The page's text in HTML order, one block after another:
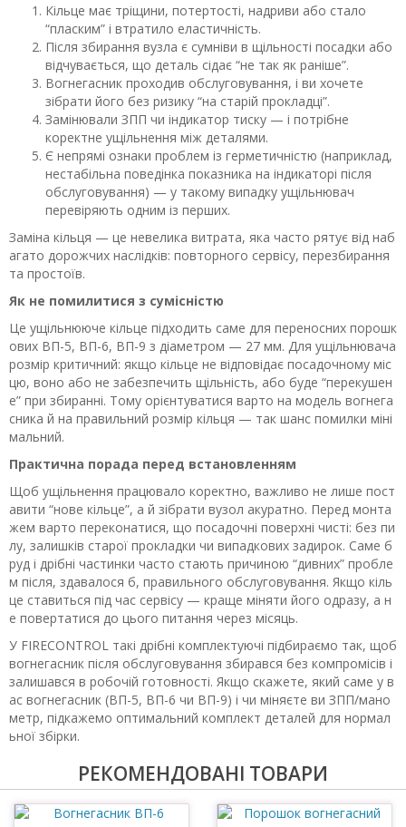
Кільце має тріщини, потертості, надриви або стало
“пласким” і втратило еластичність.
Після збирання вузла є сумніви в щільності посадки або
відчувається, що деталь сідає “не так як раніше”.
Вогнегасник проходив обслуговування, і ви хочете
зібрати його без ризику “на старій прокладці”.
Замінювали ЗПП чи індикатор тиску — і потрібне
коректне ущільнення між деталями.
Є непрямі ознаки проблем із герметичністю (наприклад,
нестабільна поведінка показника на індикаторі після
обслуговування) — у такому випадку ущільнювач
перевіряють одним із перших.
Заміна кільця — це невелика витрата, яка часто рятує від наб
агато дорожчих наслідків: повторного сервісу, перезбирання
та простоїв.
Як не помилитися з сумісністю
Це ущільнююче кільце підходить саме для переносних порошк
ових ВП-5, ВП-6, ВП-9 з діаметром — 27 мм. Для ущільнювача
розмір критичний: якщо кільце не відповідає посадочному міс
цю, воно або не забезпечить щільність, або буде “перекушен
е” при збиранні. Тому орієнтуватися варто на модель вогнега
сника й на правильний розмір кільця — так шанс помилки міні
мальний.
Практична порада перед встановленням
Щоб ущільнення працювало коректно, важливо не лише пост
авити “нове кільце”, а й зібрати вузол акуратно. Перед монта
жем варто переконатися, що посадочні поверхні чисті: без пи
лу, залишків старої прокладки чи випадкових задирок. Саме б
руд і дрібні частинки часто стають причиною “дивних” пробле
м після, здавалося б, правильного обслуговування. Якщо кіль
це ставиться під час сервісу — краще міняти його одразу, а н
е повертатися до цього питання через місяць.
У FIRECONTROL такі дрібні комплектуючі підбираємо так, щоб
вогнегасник після обслуговування збирався без компромісів і
залишався в робочій готовності. Якщо скажете, який саме у в
ас вогнегасник (ВП-5, ВП-6 чи ВП-9) і чи міняєте ви ЗПП/мано
метр, підкажемо оптимальний комплект деталей для нормал
ьної збірки.
РЕКОМЕНДОВАНІ ТОВАРИ